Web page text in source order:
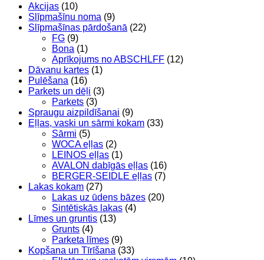
Akcijas (10)
Slīpmašīnu noma (9)
Slīpmašīnas pārdošanā (22)
FG (9)
Bona (1)
Aprīkojums no ABSCHLFF (12)
Dāvanu kartes (1)
Pulēšana (16)
Parkets un dēļi (3)
Parkets (3)
Spraugu aizpildīšanai (9)
Eļļas, vaski un sārmi kokam (33)
Sārmi (5)
WOCA eļļas (2)
LEINOS eļļas (1)
AVALON dabīgās eļļas (16)
BERGER-SEIDLE eļļas (7)
Lakas kokam (27)
Lakas uz ūdens bāzes (20)
Sintētiskās lakas (4)
Līmes un gruntis (13)
Grunts (4)
Parketa līmes (9)
Kopšana un Tīrīšana (33)